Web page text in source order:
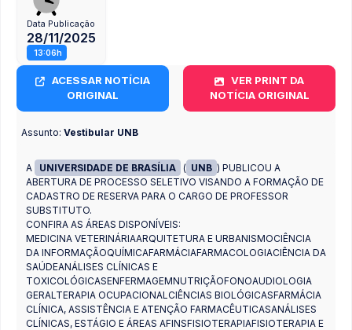
Data Publicação
28/11/2025
13:06h
ACESSAR NOTÍCIA
ORIGINAL
VER PRINT DA
NOTÍCIA ORIGINAL
Assunto: Vestibular UNB
A UNIVERSIDADE DE BRASÍLIA ( UNB ) PUBLICOU A
ABERTURA DE PROCESSO SELETIVO VISANDO A FORMAÇÃO DE
CADASTRO DE RESERVA PARA O CARGO DE PROFESSOR
SUBSTITUTO.
CONFIRA AS ÁREAS DISPONÍVEIS:
MEDICINA VETERINÁRIAARQUITETURA E URBANISMOCIÊNCIA
DA INFORMAÇÃOQUÍMICAFARMÁCIAFARMACOLOGIACIÊNCIA DA
SAÚDEANÁLISES CLÍNICAS E
TOXICOLÓGICASENFERMAGEMNUTRIÇÃOFONOAUDIOLOGIA
GERALTERAPIA OCUPACIONALCIÊNCIAS BIOLÓGICASFARMÁCIA
CLÍNICA, ASSISTÊNCIA E ATENÇÃO FARMACÊUTICASANÁLISES
CLÍNICAS, ESTÁGIO E ÁREAS AFINSFISIOTERAPIAFISIOTERAPIA E